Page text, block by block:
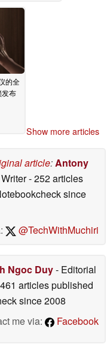
的全
布
Show more articles
article:Antony
- 252 articles
since
@TechWithMuchiri
Ngoc Duy- Editorial
articles published
since 2008
me via:
Facebook